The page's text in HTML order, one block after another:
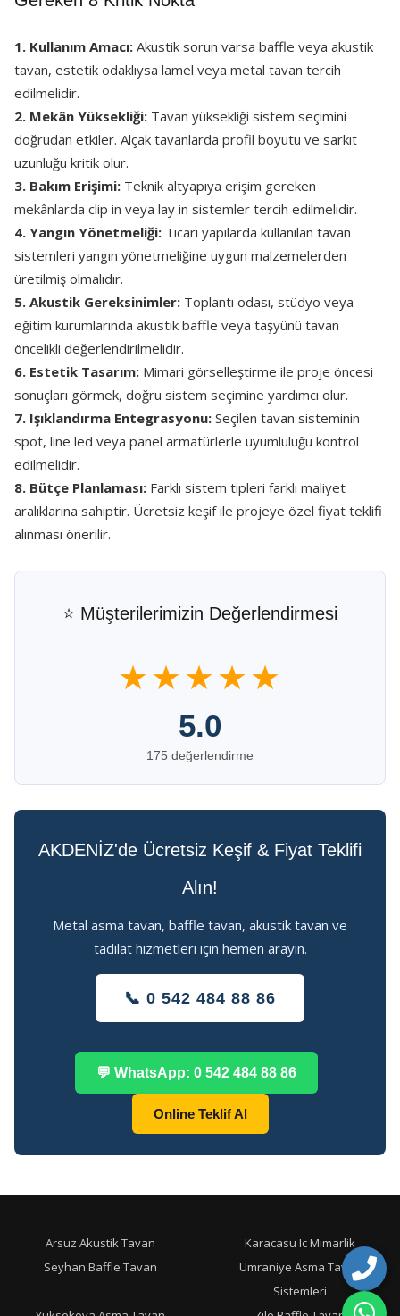
1. Kullanım Amacı: Akustik sorun varsa baffle veya akustik
tavan, estetik odaklıysa lamel veya metal tavan tercih
edilmelidir.
2. Mekân Yüksekliği: Tavan yüksekliği sistem seçimini
doğrudan etkiler. Alçak tavanlarda profil boyutu ve sarkıt
uzunluğu kritik olur.
3. Bakım Erişimi: Teknik altyapıya erişim gereken
mekânlarda clip in veya lay in sistemler tercih edilmelidir.
4. Yangın Yönetmeliği: Ticari yapılarda kullanılan tavan
sistemleri yangın yönetmeliğine uygun malzemelerden
üretilmiş olmalıdır.
5. Akustik Gereksinimler: Toplantı odası, stüdyo veya
eğitim kurumlarında akustik baffle veya taşyünü tavan
öncelikli değerlendirilmelidir.
6. Estetik Tasarım: Mimari görselleştirme ile proje öncesi
sonuçları görmek, doğru sistem seçimine yardımcı olur.
7. Işıklandırma Entegrasyonu: Seçilen tavan sisteminin
spot, line led veya panel armatürlerle uyumluluğu kontrol
edilmelidir.
8. Bütçe Planlaması: Farklı sistem tipleri farklı maliyet
aralıklarına sahiptir. Ücretsiz keşif ile projeye özel fiyat teklifi
alınması önerilir.
⭐ Müşterilerimizin Değerlendirmesi
★★★★★
5.0
175 değerlendirme
AKDENİZ'de Ücretsiz Keşif & Fiyat Teklifi
Alın!
Metal asma tavan, baffle tavan, akustik tavan ve
tadilat hizmetleri için hemen arayın.
📞 0 542 484 88 86
💬 WhatsApp: 0 542 484 88 86
Online Teklif Al
Arsuz Akustik Tavan
Karacasu Ic Mimarlik
Seyhan Baffle Tavan
Umraniye Asma Tavan
Sistemleri